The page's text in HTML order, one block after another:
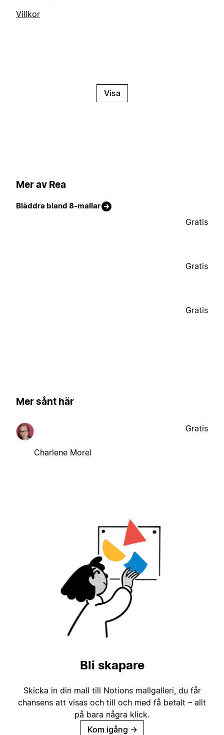
Villkor
Visa
Mer av Rea
Bläddra bland 8-mallar
Gratis
Gratis
Gratis
Mer sånt här
Charlene Morel
Gratis
Bli skapare
Skicka in din mall till Notions mallgalleri, du får
chansens att visas och till och med få betalt – allt
på bara några klick.
Kom igång →